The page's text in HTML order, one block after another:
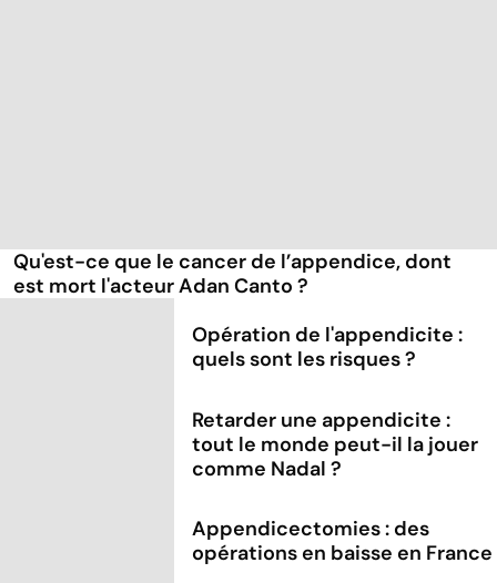
Qu'est-ce que le cancer de l’appendice, dont
est mort l'acteur Adan Canto ?
Opération de l'appendicite :
quels sont les risques ?
Retarder une appendicite :
tout le monde peut-il la jouer
comme Nadal ?
Appendicectomies : des
opérations en baisse en France